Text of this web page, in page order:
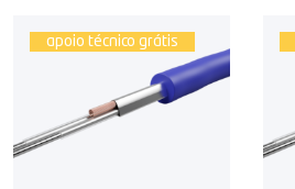
apoio técnico grátis